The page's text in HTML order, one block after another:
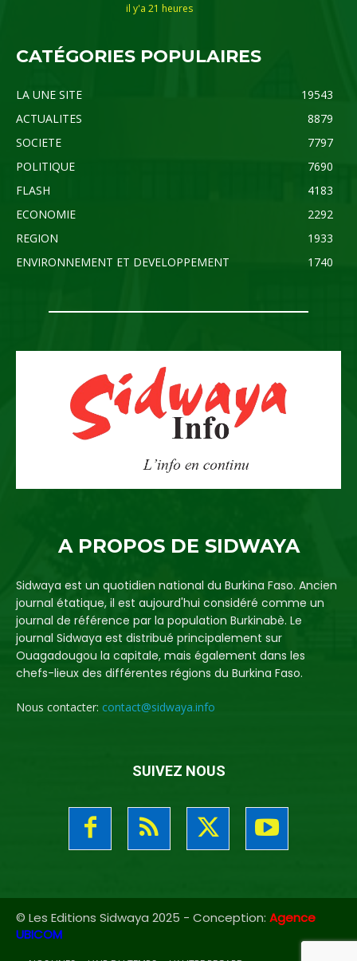
il y'a 21 heures
CATÉGORIES POPULAIRES
LA UNE SITE
19543
ACTUALITES
8879
SOCIETE
7797
POLITIQUE
7690
FLASH
4183
ECONOMIE
2292
REGION
1933
ENVIRONNEMENT ET DEVELOPPEMENT
1740
A PROPOS DE SIDWAYA
Sidwaya est un quotidien national du Burkina Faso. Ancien
journal étatique, il est aujourd'hui considéré comme un
journal de référence par la population Burkinabè. Le
journal Sidwaya est distribué principalement sur
Ouagadougou la capitale, mais également dans les
chefs-lieux des différentes régions du Burkina Faso.
Nous contacter: contact@sidwaya.info
SUIVEZ NOUS
© Les Editions Sidwaya 2025 - Conception: Agence
UBICOM